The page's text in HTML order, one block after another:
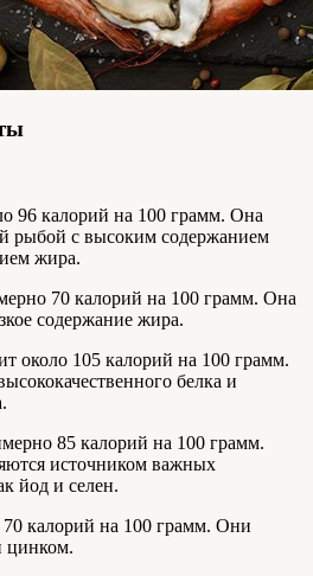
96 калорий на 100 грамм. Она
рыбой с высоким содержанием
жира.
70 калорий на 100 грамм. Она
содержание жира.
около 105 калорий на 100 грамм.
белка и
85 калорий на 100 грамм.
источником важных
йод и селен.
калорий на 100 грамм. Они
цинком.